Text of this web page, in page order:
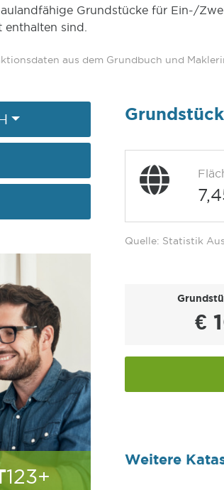
Grundstücke für Ein-/
sind.
aus dem Grundbuch und
123+
Quelle: Statistik
€
Weitere